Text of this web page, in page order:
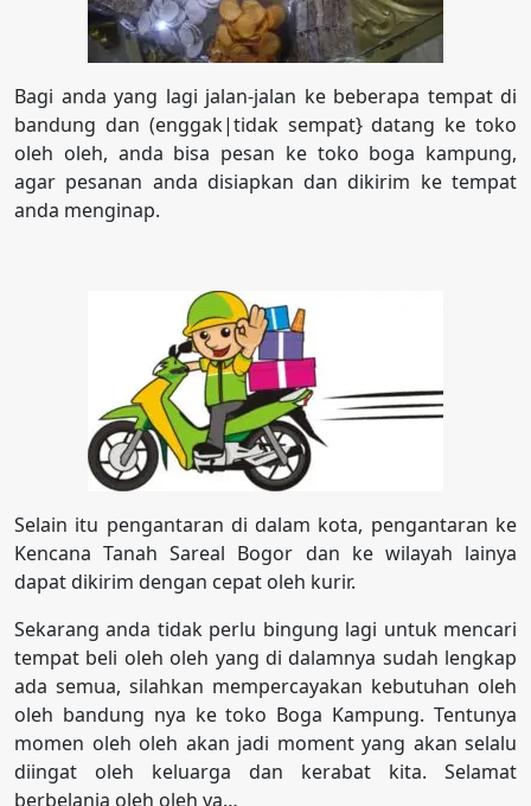
Bagi anda yang lagi jalan-jalan ke beberapa tempat di
bandung dan (enggak|tidak sempat} datang ke toko
oleh oleh, anda bisa pesan ke toko boga kampung,
agar pesanan anda disiapkan dan dikirim ke tempat
anda menginap.
Selain itu pengantaran di dalam kota, pengantaran ke
Kencana Tanah Sareal Bogor dan ke wilayah lainya
dapat dikirim dengan cepat oleh kurir.
Sekarang anda tidak perlu bingung lagi untuk mencari
tempat beli oleh oleh yang di dalamnya sudah lengkap
ada semua, silahkan mempercayakan kebutuhan oleh
oleh bandung nya ke toko Boga Kampung. Tentunya
momen oleh oleh akan jadi moment yang akan selalu
diingat oleh keluarga dan kerabat kita. Selamat
berbelanja oleh oleh ya…